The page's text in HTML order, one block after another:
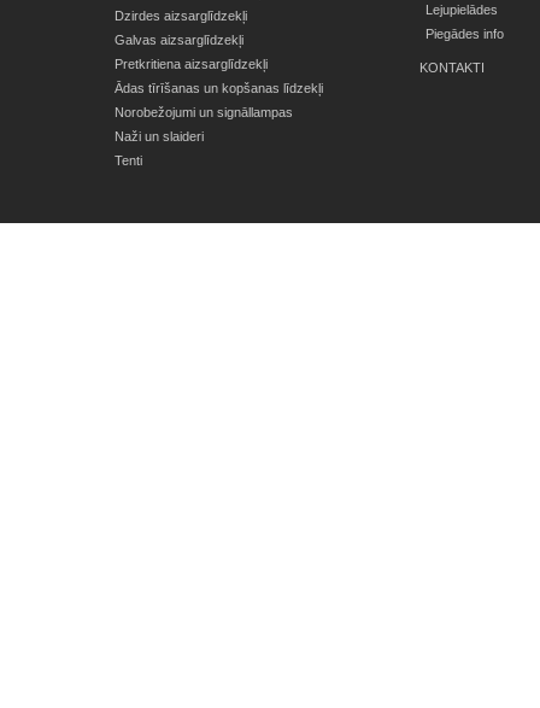
Dzirdes aizsarglīdzekļi
Galvas aizsarglīdzekļi
Pretkritiena aizsarglīdzekļi
Ādas tīrīšanas un kopšanas līdzekļi
Norobežojumi un signāllampas
Naži un slaideri
Tenti
Lejupielādes
Piegādes info
KONTAKTI